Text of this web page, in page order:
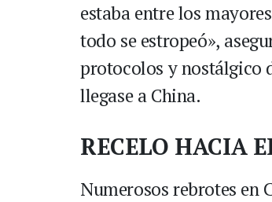
estaba entre los
todo se estropeó»,
protocolos y nostálgico
llegase a China.
RECELO HACIA
Numerosos rebrotes en